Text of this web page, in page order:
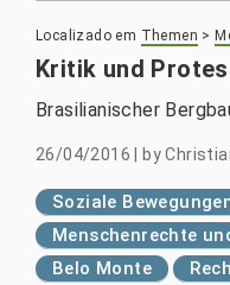
Localizado em Themen >
Kritik und
Brasilianischer
26/04/2016 by
Soziale
Menschenrechte
Belo Monte